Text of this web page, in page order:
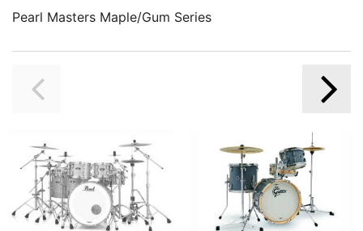
Pearl Masters Maple/Gum Series